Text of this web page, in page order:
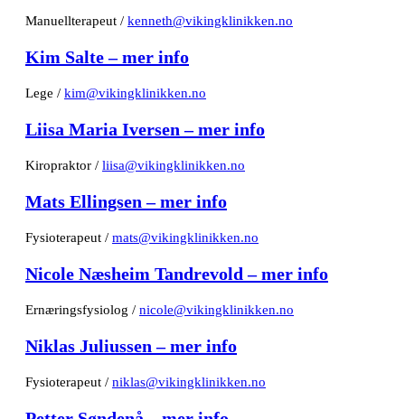
Manuellterapeut / kenneth@vikingklinikken.no
Kim Salte – mer info
Lege / kim@vikingklinikken.no
Liisa Maria Iversen – mer info
Kiropraktor / liisa@vikingklinikken.no
Mats Ellingsen – mer info
Fysioterapeut / mats@vikingklinikken.no
Nicole Næsheim Tandrevold – mer info
Ernæringsfysiolog / nicole@vikingklinikken.no
Niklas Juliussen – mer info
Fysioterapeut / niklas@vikingklinikken.no